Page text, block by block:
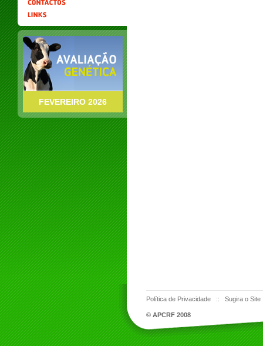
FEVEREIRO 2026
Política de Privacidade :: Sugira o Site
© APCRF 2008